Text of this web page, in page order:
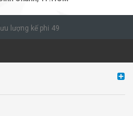
lượng kế phi 49